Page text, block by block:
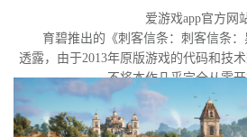
爱游戏app官方网
育碧推出的《刺客信条：刺客信条
透露，由于2013年原版游戏的代码和技
不将本作几乎完全从零